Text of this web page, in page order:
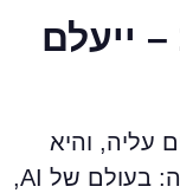
ייעלם
והיא
לדעתי אחת החשובות ביותר להבנה: בעולם של AI,